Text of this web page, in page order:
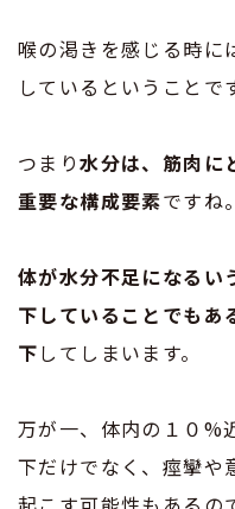
喉の渇きを感じる時に
しているということで
つまり水分は、筋肉に
重要な構成要素ですね。
体が水分不足になるい
下していることでもあ
下してしまいます。
万が一、体内の１０%
下だけでなく、痙攣や